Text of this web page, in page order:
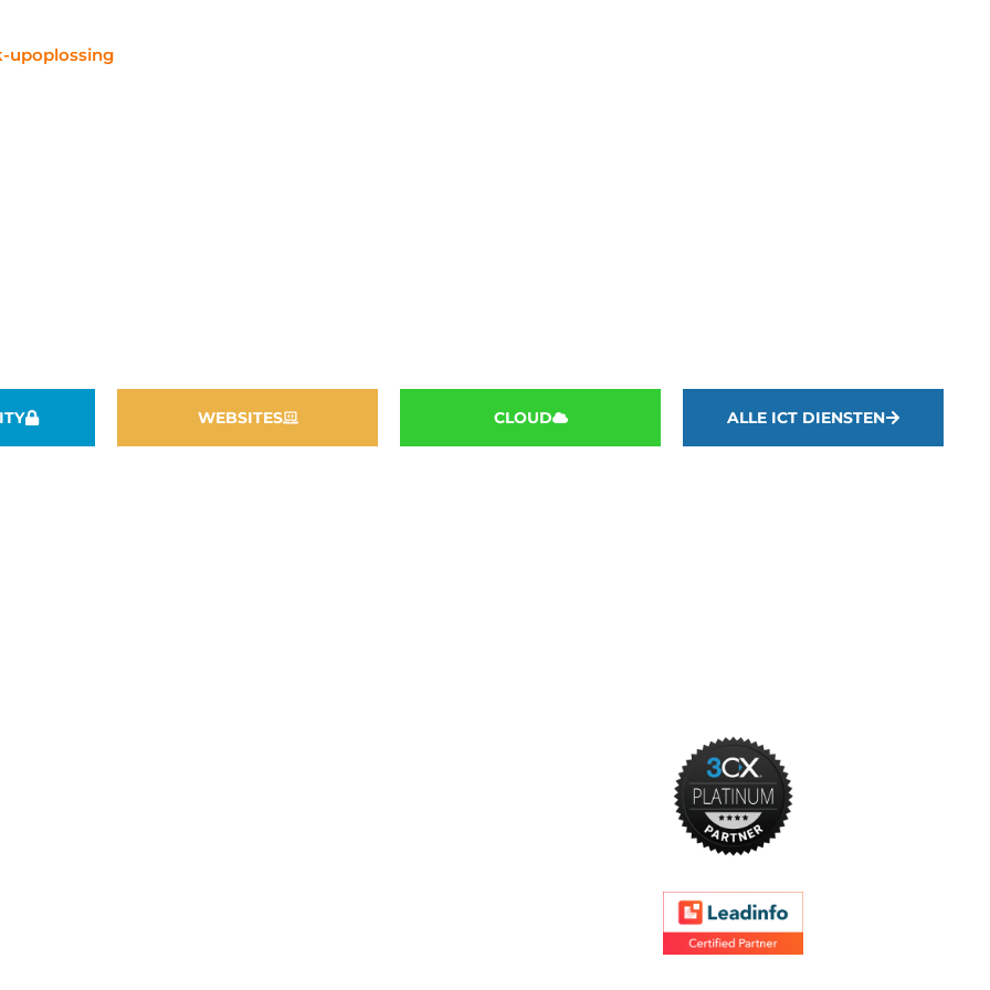
upoplossing
WEBSITES CLOUD ALLE ICT DIENSTEN